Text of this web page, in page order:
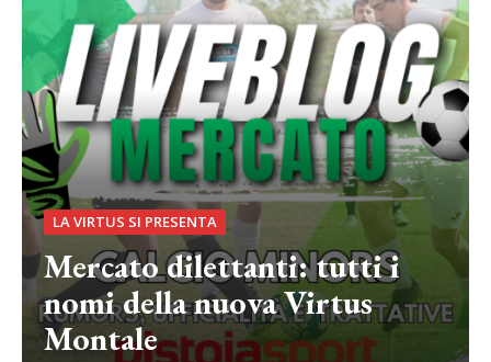
LA VIRTUS SI PRESENTA
Mercato dilettanti: tutti i
nomi della nuova Virtus
Montale